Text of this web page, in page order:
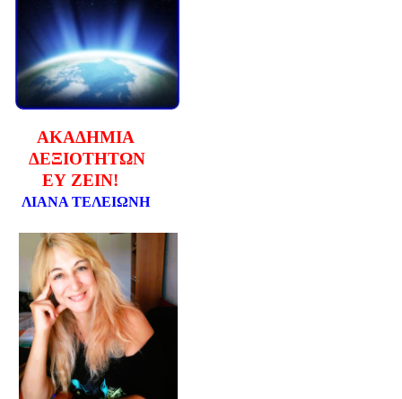
ΑΚΑΔΗΜΙΑ
ΔΕΞΙΟΤΗΤΩΝ
ΕΥ ΖΕΙΝ!
ΛΙΑΝΑ ΤΕΛΕΙΩΝΗ